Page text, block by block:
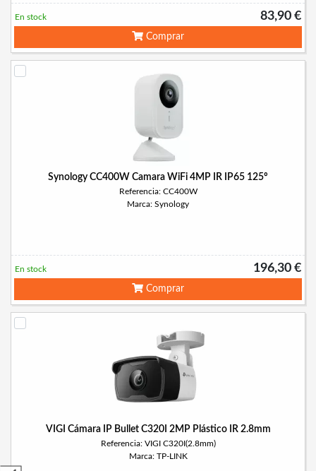
83,90 €
En stock
Comprar
Synology CC400W Camara WiFi 4MP IR IP65 125º
Referencia: CC400W
Marca: Synology
196,30 €
En stock
Comprar
VIGI Cámara IP Bullet C320I 2MP Plástico IR 2.8mm
Referencia: VIGI C320I(2.8mm)
Marca: TP-LINK